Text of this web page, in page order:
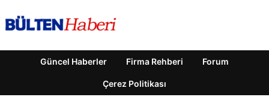
Güncel Haberler Firma Rehberi Forum
Çerez Politikası